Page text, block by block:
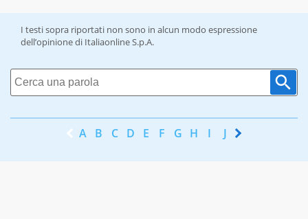
I testi sopra riportati non sono in alcun modo espressione
dell’opinione di Italiaonline S.p.A.
A B C D E F G H I J K